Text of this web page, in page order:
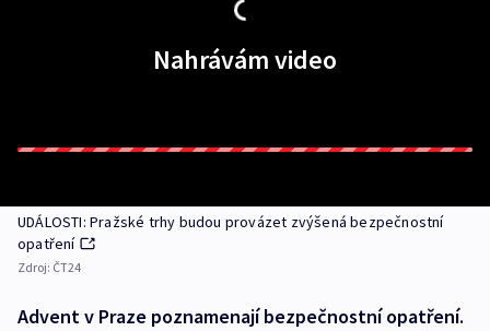
Nahrávám video
UDÁLOSTI: Pražské trhy budou provázet zvýšená bezpečnostní
opatření
Zdroj: ČT24
Advent v Praze poznamenají bezpečnostní opatření.